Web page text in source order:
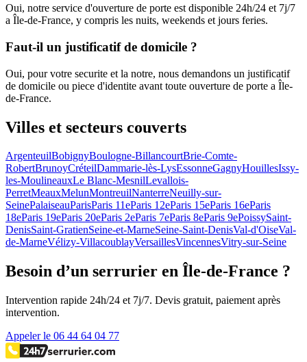
Oui, notre service d'ouverture de porte est disponible 24h/24 et 7j/7
a Île-de-France, y compris les nuits, weekends et jours feries.
Faut-il un justificatif de domicile ?
Oui, pour votre securite et la notre, nous demandons un justificatif
de domicile ou piece d'identite avant toute ouverture de porte a Île-
de-France.
Villes et secteurs couverts
ArgenteuilBobignyBoulogne-BillancourtBrie-Comte-
RobertBrunoyCréteilDammarie-lès-LysEssonneGagnyHouillesIssy-
les-MoulineauxLe Blanc-MesnilLevallois-
PerretMeauxMelunMontreuilNanterreNeuilly-sur-
SeinePalaiseauParisParis 11eParis 12eParis 15eParis 16eParis
18eParis 19eParis 20eParis 2eParis 7eParis 8eParis 9ePoissySaint-
DenisSaint-GratienSeine-et-MarneSeine-Saint-DenisVal-d'OiseVal-
de-MarneVélizy-VillacoublayVersaillesVincennesVitry-sur-Seine
Besoin d’un serrurier en Île-de-France ?
Intervention rapide 24h/24 et 7j/7. Devis gratuit, paiement après
intervention.
Appeler le 06 44 64 04 77